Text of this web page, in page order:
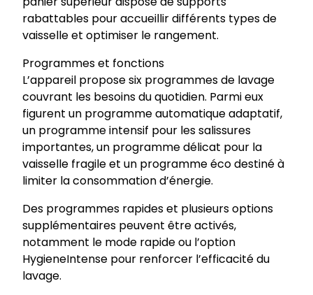
rabattables pour accueillir différents types de
vaisselle et optimiser le rangement.
Programmes et fonctions
L’appareil propose six programmes de lavage
couvrant les besoins du quotidien. Parmi eux
figurent un programme automatique adaptatif,
un programme intensif pour les salissures
importantes, un programme délicat pour la
vaisselle fragile et un programme éco destiné à
limiter la consommation d’énergie.
Des programmes rapides et plusieurs options
supplémentaires peuvent être activés,
notamment le mode rapide ou l’option
HygieneIntense pour renforcer l’efficacité du
lavage.